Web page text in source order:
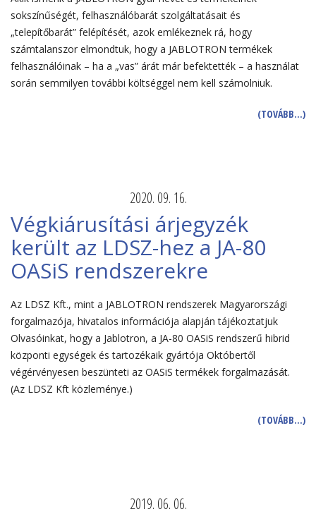
sokszínűségét, felhasználóbarát szolgáltatásait és
„telepítőbarát” felépítését, azok emlékeznek rá, hogy
számtalanszor elmondtuk, hogy a JABLOTRON termékek
felhasználóinak – ha a „vas” árát már befektették – a használat
során semmilyen további költséggel nem kell számolniuk.
(TOVÁBB…)
2020. 09. 16.
Végkiárusítási árjegyzék
került az LDSZ-hez a JA-80
OASiS rendszerekre
Az LDSZ Kft., mint a JABLOTRON rendszerek Magyarországi
forgalmazója, hivatalos információja alapján tájékoztatjuk
Olvasóinkat, hogy a Jablotron, a JA-80 OASiS rendszerű hibrid
központi egységek és tartozékaik gyártója Októbertől
végérvényesen beszünteti az OASiS termékek forgalmazását.
(Az LDSZ Kft közleménye.)
(TOVÁBB…)
2019. 06. 06.